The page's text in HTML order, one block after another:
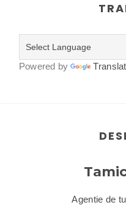
Powered by
Agentie de